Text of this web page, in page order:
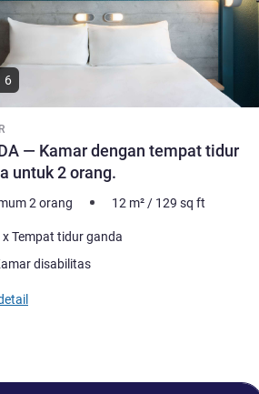
Kamar
— Kamar dengan tempat tidur
untuk 2 orang.
6
2 orang 12 m² / 129 sq ft
x Tempat tidur ganda
disabilitas